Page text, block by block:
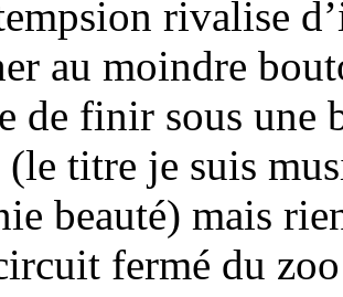
rivalise
au moindre
de finir sous une
titre je suis
beauté) mais
fermé du